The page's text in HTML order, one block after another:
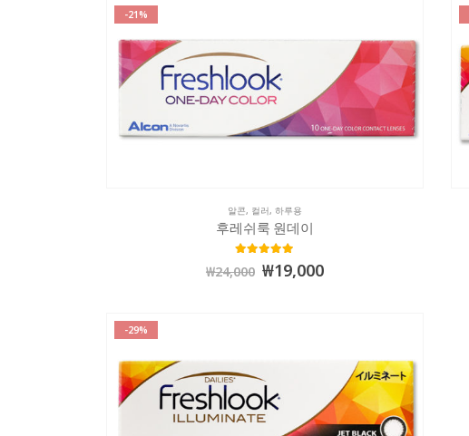
-21%
알콘, 컬러, 하루용
후레쉬룩 원데이
out of 5
₩24,000 ₩19,000
-29%